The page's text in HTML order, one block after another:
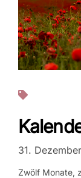
31.
Zwölf Monate,